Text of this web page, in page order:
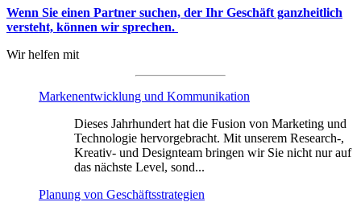
Wenn Sie einen Partner suchen, der Ihr Geschäft ganzheitlich
versteht, können wir sprechen.
Wir helfen mit
Markenentwicklung und Kommunikation
Dieses Jahrhundert hat die Fusion von Marketing und
Technologie hervorgebracht. Mit unserem Research-,
Kreativ- und Designteam bringen wir Sie nicht nur auf
das nächste Level, sond...
Planung von Geschäftsstrategien